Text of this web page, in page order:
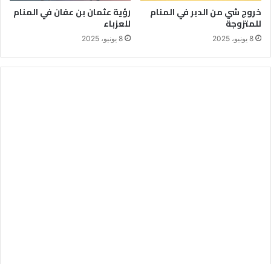
خروج شي من الدبر في المنام
للمتزوجة
8 يونيو، 2025
رؤية عثمان بن عفان في المنام
للعزباء
8 يونيو، 2025